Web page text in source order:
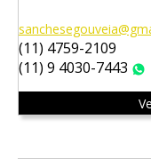
(11) 4759-2109
(11) 9 4030-7443